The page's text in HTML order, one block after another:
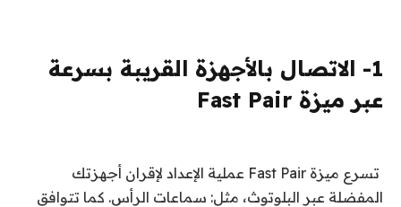
1- الاتصال بالأجهزة القريبة بسرعة
عبر ميزة Fast Pair
تسرع ميزة Fast Pair عملية الإعداد لإقران أجهزتك
المفضلة عبر البلوتوث، مثل: سماعات الرأس. كما تتوافق